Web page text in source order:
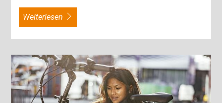
weiterlesen